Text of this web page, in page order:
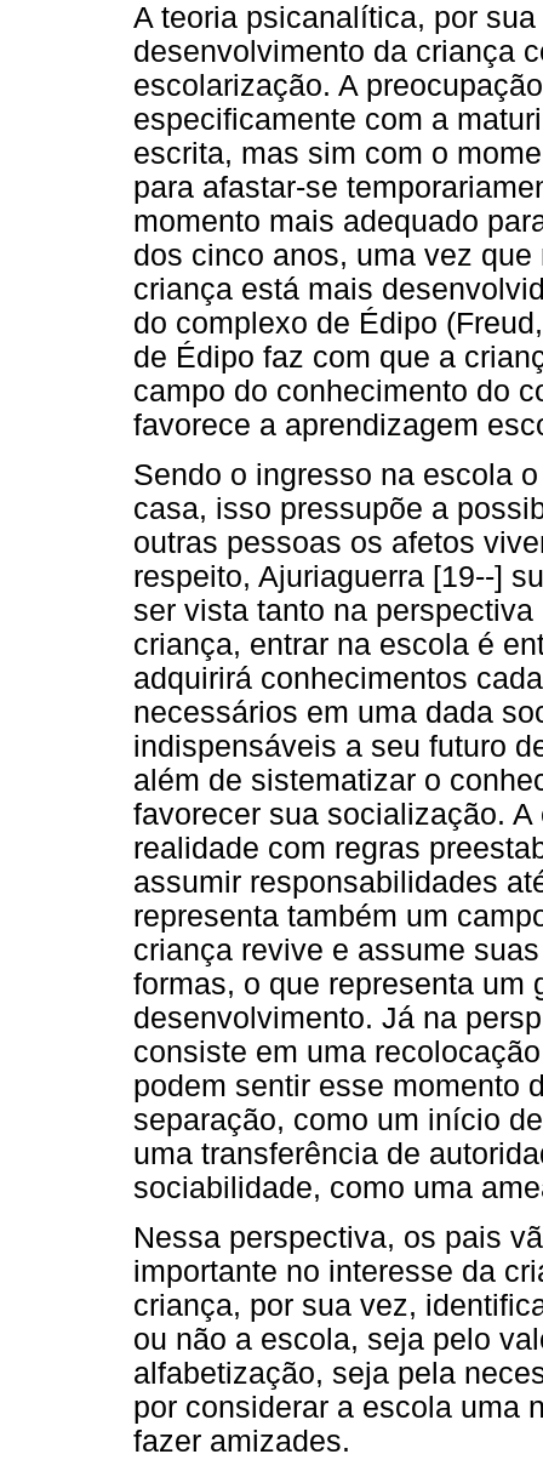
A teoria psicanalítica, por
desenvolvimento da criança
escolarização. A
especificamente com a
escrita, mas sim com o
para afastar-se
momento mais adequado
dos cinco anos, uma vez
criança está mais
do complexo de Édipo
de Édipo faz com que a
campo do conhecimento do
favorece a aprendizagem
Sendo o ingresso na escola
casa, isso pressupõe a
outras pessoas os afetos
respeito, Ajuriaguerra [19--]
ser vista tanto na
criança, entrar na escola é
adquirirá conhecimentos
necessários em uma dada
indispensáveis a seu futuro
além de sistematizar o
favorecer sua socialização.
realidade com regras
assumir responsabilidades
representa também um
criança revive e assume
formas, o que representa um
desenvolvimento. Já na
consiste em uma
podem sentir esse momento
separação, como um início
uma transferência de
sociabilidade, como uma
Nessa perspectiva, os pais
importante no interesse da
criança, por sua vez,
ou não a escola, seja pelo
alfabetização, seja pela
por considerar a escola uma
fazer amizades.